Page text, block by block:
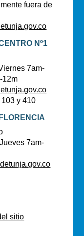
fuera de
Nº1
7am-
12m
y 410
7am-
sitio